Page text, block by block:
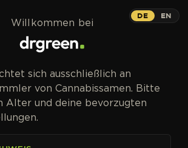
DE EN
Willkommen bei
sich ausschließlich an
von Cannabissamen. Bitte
Alter und deine bevorzugten